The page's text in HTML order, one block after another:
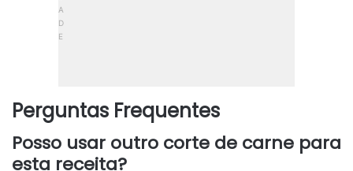
Perguntas Frequentes
Posso usar outro corte de carne para
esta receita?